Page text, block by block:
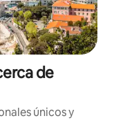
de
únicos y